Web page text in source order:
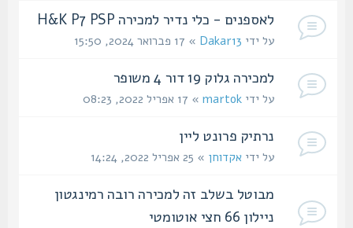
לאספנים - כלי נדיר למכירה H&K P7 PSP
על ידיDakar13» 17 פברואר 2024, 15:50
למכירה גלוק 19 דור 4 משופר
על ידיmartok» 17 אפריל 2022, 08:23
נרתיק פרונט ליין
על ידיאקדוחן» 25 אפריל 2022, 14:24
מבוטל בשלב זה למכירה רובה רמינגטון
ניילון 66 חצי אוטומטי